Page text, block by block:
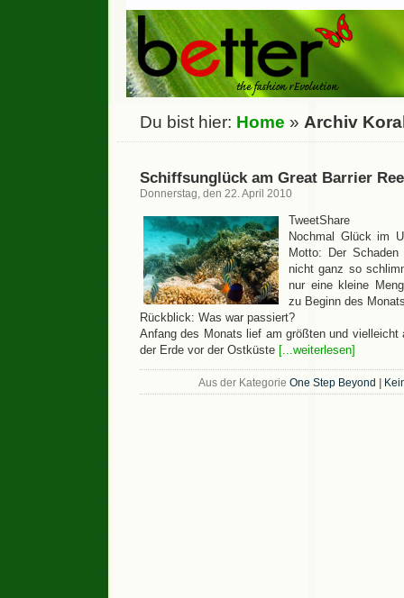
Du bist hier: Home » Archiv
Schiffsunglück am Great Barrier
Donnerstag, den 22. April 2010
TweetShare
Nochmal Glück im
Motto: Der
nicht ganz so
nur eine kleine
zu Beginn des
Rückblick: Was war passiert?
Anfang des Monats lief am größten und vielleicht
der Erde vor der Ostküste [...weiterlesen]
Aus der Kategorie One Step Beyond